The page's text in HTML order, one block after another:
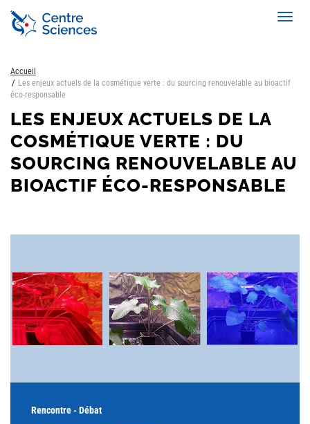
Aller
contenu
Accueil
Les enjeux actuels de la cosmétique verte : du sourcing renouvelable au bioactif
éco-responsable
LES ENJEUX ACTUELS DE LA
COSMÉTIQUE VERTE : DU
SOURCING RENOUVELABLE AU
BIOACTIF ÉCO-RESPONSABLE
Rencontre - Débat